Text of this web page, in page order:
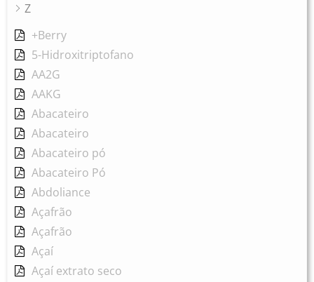
Z
+Berry
5-Hidroxitriptofano
AA2G
AAKG
Abacateiro
Abacateiro
Abacateiro pó
Abacateiro Pó
Abdoliance
Açafrão
Açafrão
Açaí
Açaí extrato seco